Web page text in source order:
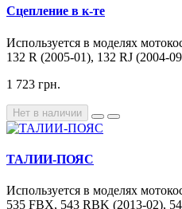
Сцепление в к-те
Используется в моделях
132 R (2005-01), 132 RJ (2004-
1 723 грн.
Нет в наличии
ТАЛИИ-ПОЯС
Используется в моделях
535 FBX, 543 RBK (2013-02),